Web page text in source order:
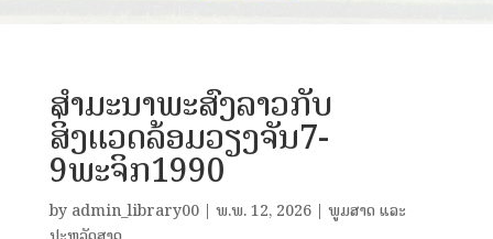
ສໍາມະນາພະສົງລາວກັບ
ສິ່ງແວດລ້ອມວຽງຈັນ7-
9ພະຈິກ1990
by admin_library00| ພ.ພ. 12, 2026| ພູມສາດ ແລະ